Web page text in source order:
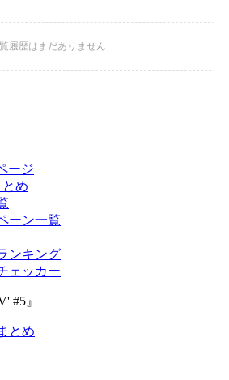
ージ
め
ーン一覧
ンキング
ェッカー
#5』
とめ